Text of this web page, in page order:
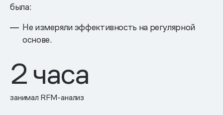
была:
Не измеряли эффективность на регулярной
основе.
2часа
занимал RFM-анализ